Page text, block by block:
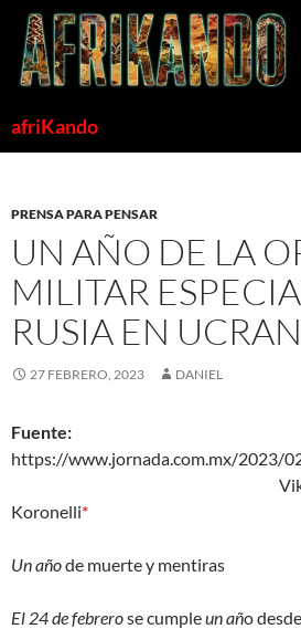
Saltar
contenido
afriKando
PRENSA PARA PENSAR
UN AÑO DE LA
MILITAR
RUSIA EN
27 FEBRERO, 2023 DANIEL
Fuente:
https://www.jornada.com.mx/2023/
Koronelli*
Un añode muerte y mentiras
El 24 de febrerose cumpleun año